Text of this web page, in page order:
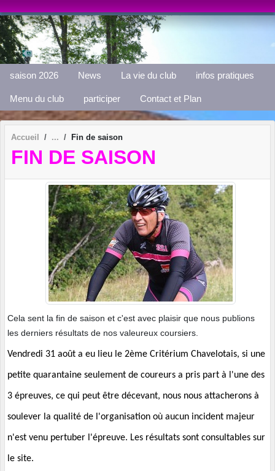
saison 2026 News La vie du club infos pratiques
Menu du club participer Contact et Plan
Accueil Fin de saison
FIN DE SAISON
Cela sent la fin de saison et c'est avec plaisir que nous publions
les derniers résultats de nos valeureux coursiers.
Vendredi 31 août a eu lieu le 2ème Critérium Chavelotais, si une
petite quarantaine seulement de coureurs a pris part à l'une des
3 épreuves, ce qui peut être décevant, nous nous attacherons à
soulever la qualité de l'organisation où aucun incident majeur
n'est venu pertuber l'épreuve. Les résultats sont consultables sur
le site.